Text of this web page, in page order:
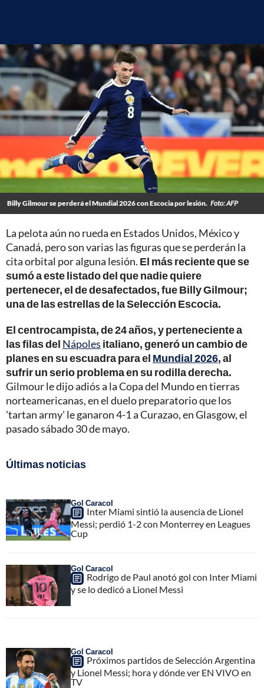
Billy Gilmour se perderá el Mundial 2026 con Escocia por lesión. Foto: AFP
La pelota aún no rueda en Estados Unidos, México y
Canadá, pero son varias las figuras que se perderán la
cita orbital por alguna lesión. El más reciente que se
sumó a este listado del que nadie quiere
pertenecer, el de desafectados, fue Billy Gilmour;
una de las estrellas de la Selección Escocia.
El centrocampista, de 24 años, y perteneciente a
las filas del Nápoles italiano, generó un cambio de
planes en su escuadra para el Mundial 2026, al
sufrir un serio problema en su rodilla derecha.
Gilmour le dijo adiós a la Copa del Mundo en tierras
norteamericanas, en el duelo preparatorio que los
'tartan army' le ganaron 4-1 a Curazao, en Glasgow, el
pasado sábado 30 de mayo.
Últimas noticias
Gol Caracol
Inter Miami sintió la ausencia de Lionel
Messi; perdió 1-2 con Monterrey en Leagues
Cup
Gol Caracol
Rodrigo de Paul anotó gol con Inter Miami
y se lo dedicó a Lionel Messi
Gol Caracol
Próximos partidos de Selección Argentina
y Lionel Messi; hora y dónde ver EN VIVO en
TV